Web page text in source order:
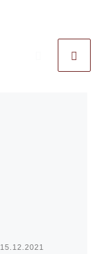
15.12.2021